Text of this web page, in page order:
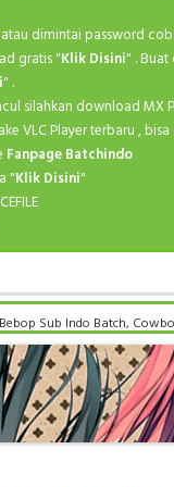
dimintai password
gratis "Klik Disini" .
" .
silahkan download MX
VLC Player terbaru ,
Fanpage Batchindo
"Klik Disini"
Sub Indo Batch,
drive, Cowboy Bebop
Bebop Batch Subtitle
Subtitle Indonesia
Indonesia
Bebop Batch Subtitle
download Cowboy
Indonesia batch
Bebop Batch Subtitle